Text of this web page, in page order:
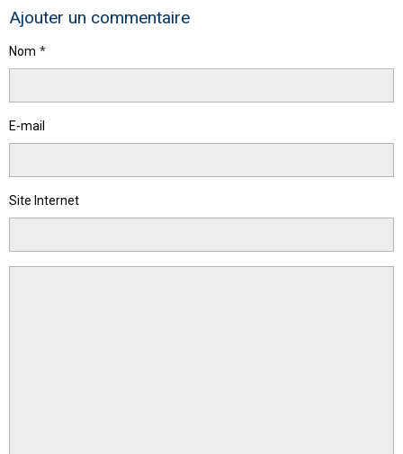
Ajouter un commentaire
Nom
E-mail
Site Internet